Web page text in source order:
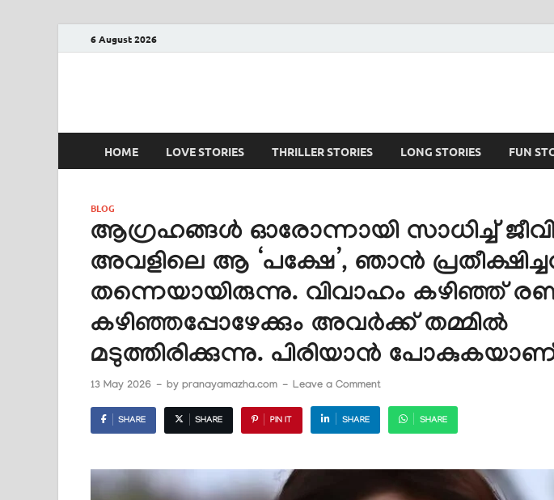
6 August 2026
HOME LOVE STORIES THRILLER STORIES LONG STORIES FUN
BLOG
ആഗ്രഹങ്ങൾ ഓരോന്നായി സാധിച്ച്
അവളിലെ ആ ‘പക്ഷേ’, ഞാൻ
തന്നെയായിരുന്നു. വിവാഹം കഴിഞ്ഞ്
കഴിഞ്ഞപ്പോഴേക്കും അവർക്ക് തമ്മിൽ
മടുത്തിരിക്കുന്നു. പിരിയാൻ
13 May 2026 - by pranayamazha.com - Leave a Comment
SHARE SHARE PIN IT SHARE SHARE